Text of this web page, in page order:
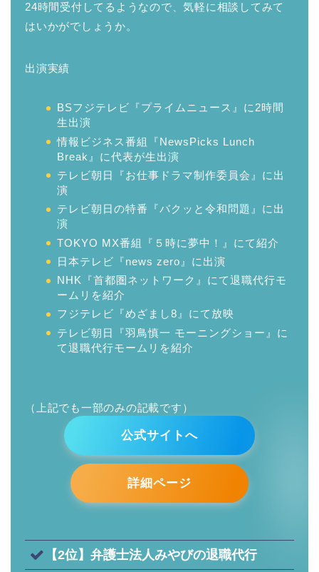
24時間受付してるようなので、気軽に相談してみて
はいかがでしょうか。
出演実績
BSフジテレビ『プライムニュース』に2時間
生出演
情報ビジネス番組『NewsPicks Lunch
Break』に代表が生出演
テレビ朝日『お仕事ドラマ制作委員会』に出
演
テレビ朝日の特番『バクッと令和問題』に出
演
TOKYO MX番組『５時に夢中！』にて紹介
日本テレビ『news zero』に出演
NHK『首都圏ネットワーク』にて退職代行モ
ームリを紹介
フジテレビ『めざまし8』にて放映
テレビ朝日『羽鳥慎一 モーニングショー』に
て退職代行モームリを紹介
（上記でも一部のみの記載です）
公式サイトへ
詳細ページ
【2位】弁護士法人みやびの退職代行